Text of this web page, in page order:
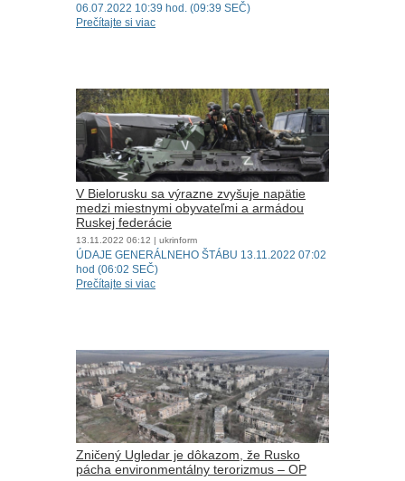
06.07.2022 10:39 hod. (09:39 SEČ)
Prečítajte si viac
V Bielorusku sa výrazne zvyšuje napätie
medzi miestnymi obyvateľmi a armádou
Ruskej federácie
13.11.2022 06:12 | ukrinform
ÚDAJE GENERÁLNEHO ŠTÁBU 13.11.2022 07:02
hod (06:02 SEČ)
Prečítajte si viac
Zničený Ugledar je dôkazom, že Rusko
pácha environmentálny terorizmus – OP